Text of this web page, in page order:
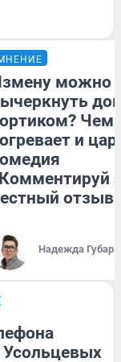
можно
Чем
и
отзыв
Надежда Губарь
Усольцевых